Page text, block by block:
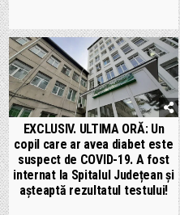
EXCLUSIV. ULTIMA ORĂ: Un
copil care ar avea diabet este
suspect de COVID-19. A fost
internat la Spitalul Județean și
așteaptă rezultatul testului!